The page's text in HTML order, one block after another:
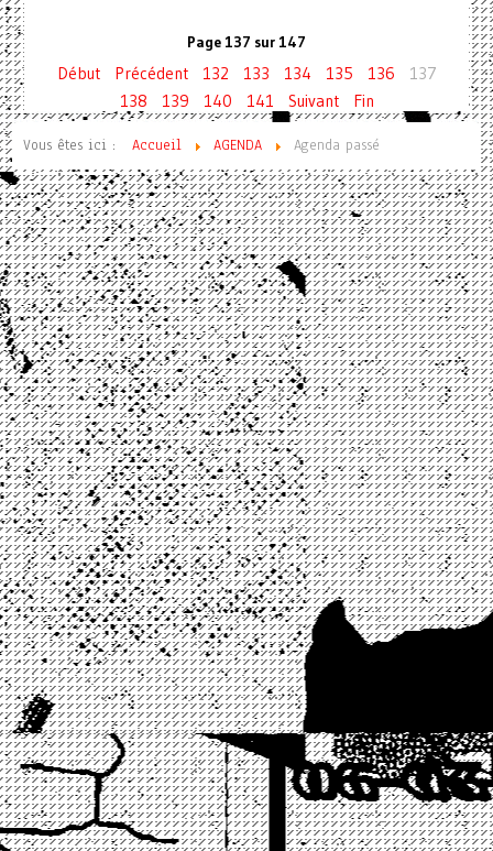
Page 137 sur 147
Début Précédent 132 133 134 135 136
137
138
139 140 141 Suivant Fin
Vous êtes ici : Accueil AGENDA Agenda passé